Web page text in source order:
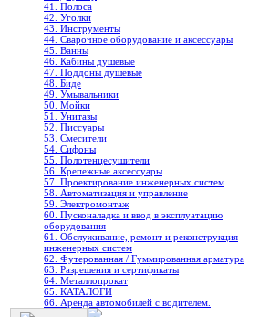
41. Полоса
42. Уголки
43. Инструменты
44. Сварочное оборудование и аксессуары
45. Ванны
46. Кабины душевые
47. Поддоны душевые
48. Биде
49. Умывальники
50. Мойки
51. Унитазы
52. Писсуары
53. Смесители
54. Сифоны
55. Полотенцесушители
56. Крепежные аксессуары
57. Проектирование инженерных систем
58. Автоматизация и управление
59. Электромонтаж
60. Пусконаладка и ввод в эксплуатацию
оборудования
61. Обслуживание, ремонт и реконструкция
инженерных систем
62. Футерованная / Гуммированная арматура
63. Разрешения и сертификаты
64. Металлопрокат
65. КАТАЛОГИ
66. Аренда автомобилей с водителем.